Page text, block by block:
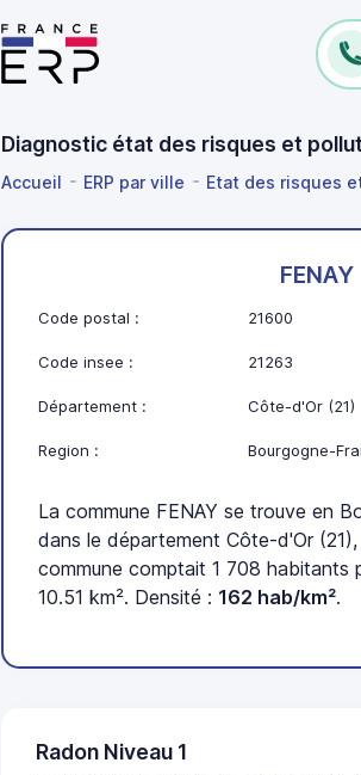
Diagnostic état des risques et
Accueil ERP par ville Etat des risques
FENAY
Code postal : 21600
Code insee : 21263
Département : Côte-d'Or (21)
Region : Bourgogne-
La commune FENAY se trouve en
dans le département Côte-d'Or
commune comptait 1 708 habitants
10.51 km². Densité : 162 hab/km².
Radon Niveau 1